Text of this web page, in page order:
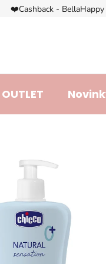
❤️Cashback - BellaHappy
OUTLET